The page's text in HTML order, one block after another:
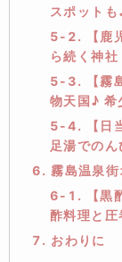
スポットも
5-2. 【鹿
ら続く神社
5-3. 【霧
物天国♪ 希
5-4. 【日
足湯での
6. 霧島温泉街
6-1. 【黒
酢料理と圧
7. おわりに